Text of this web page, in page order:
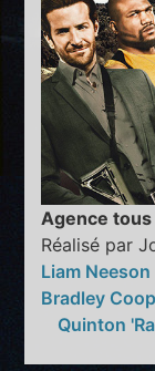
Agence
Réalisé par
Liam Neeson
Bradley
Quinton